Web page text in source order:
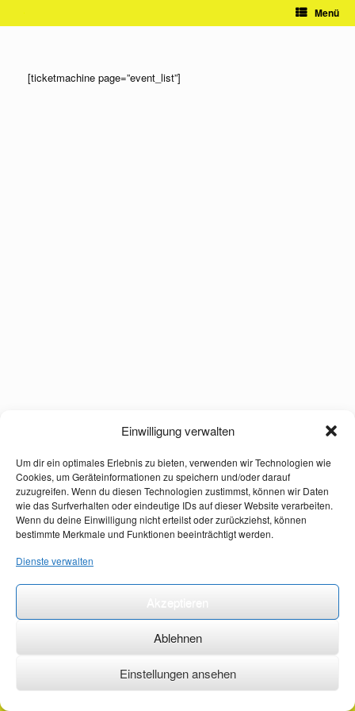
Einwilligung verwalten
Um dir ein optimales Erlebnis zu bieten, verwenden wir Technologien wie
Cookies, um Geräteinformationen zu speichern und/oder darauf
zuzugreifen. Wenn du diesen Technologien zustimmst, können wir Daten
wie das Surfverhalten oder eindeutige IDs auf dieser Website verarbeiten.
Wenn du deine Einwilligung nicht erteilst oder zurückziehst, können
bestimmte Merkmale und Funktionen beeinträchtigt werden.
Dienste verwalten
Ablehnen
Einstellungen ansehen
Menü
[ticketmachine page=”event_list”]
©2026 ·erstehilfekurs-mauch.de ·AGB ·Datenschutzerklärung ·Impressum ·